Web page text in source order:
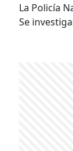
La Policía
Se